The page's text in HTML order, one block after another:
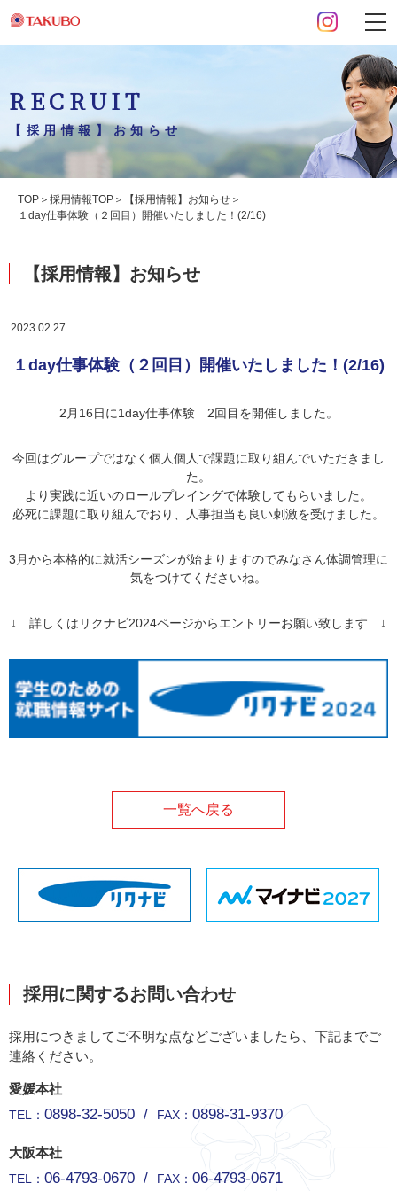
RECRUIT
【採用情報】お知らせ
TOP 採用情報TOP
【採用情報】お知らせ
１day仕事体験（２回目）開催いたしました！(2/16)
【採用情報】お知らせ
2023.02.27
１day仕事体験（２回目）開催いたしました！(2/16)
2月16日に1day仕事体験 2回目を開催しました。
今回はグループではなく個人個人で課題に取り組んでいただきまし
た。
より実践に近いのロールプレイングで体験してもらいました。
必死に課題に取り組んでおり、人事担当も良い刺激を受けました。
3月から本格的に就活シーズンが始まりますのでみなさん体調管理に
気をつけてくださいね。
↓ 詳しくはリクナビ2024ページからエントリーお願い致します ↓
一覧へ戻る
採用に関するお問い合わせ
採用につきましてご不明な点などございましたら、下記までご
連絡ください。
愛媛本社
TEL： 0898-32-5050 / FAX： 0898-31-9370
大阪本社
TEL： 06-4793-0670 / FAX： 06-4793-0671